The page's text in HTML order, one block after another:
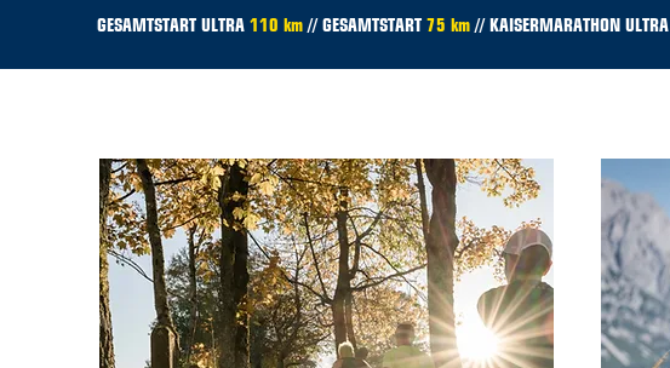
GESAMTSTART ULTRA 110 km// GESAMTSTART 75 km// KAISERMARATHON ULTRA